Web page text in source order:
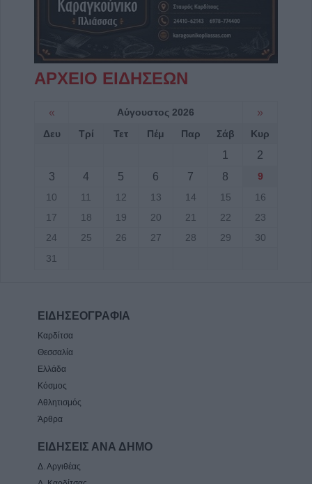
ΑΡΧΕΙΟ ΕΙΔΗΣΕΩΝ
« Αύγουστος 2026 »
Δευ Τρί Τετ Πέμ Παρ Σάβ Κυρ
1
2
3
4 5 6 7 8
9
10
11 12 13 14 15
16
17
18 19 20 21 22
23
24
25 26 27 28 29
30
31
ΕΙΔΗΣΕΟΓΡΑΦΙΑ
Καρδίτσα
Θεσσαλία
Ελλάδα
Κόσμος
Αθλητισμός
Άρθρα
ΕΙΔΗΣΕΙΣ ΑΝΑ ΔΗΜΟ
Δ. Αργιθέας